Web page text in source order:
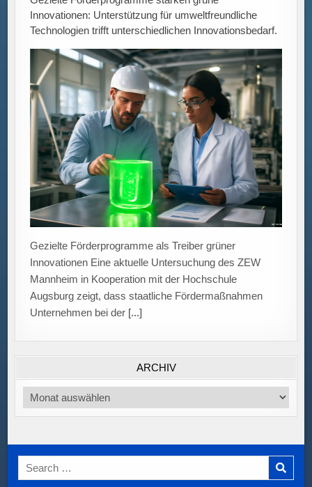
Innovationen Eine aktuelle Untersuchung des ZEW
Mannheim in Kooperation mit der Hochschule
Augsburg zeigt, dass staatliche Fördermaßnahmen
Unternehmen bei der[...]
ARCHIV
Archiv
Search
for: